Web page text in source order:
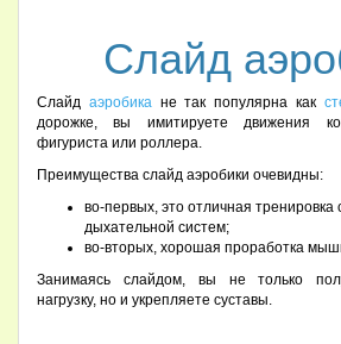
Слайд
Слайд аэробикане так популярна как
дорожке, вы имитируете движения
фигуриста или роллера.
Преимущества слайд аэробики очевидны:
во-первых, это отличная тренировка
дыхательной систем;
во-вторых, хорошая проработка
Занимаясь слайдом, вы не только
нагрузку, но и укрепляете суставы.